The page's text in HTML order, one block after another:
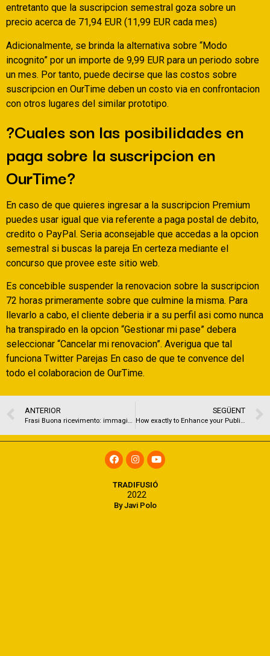
entretanto que la suscripcion semestral goza sobre un
precio acerca de 71,94 EUR (11,99 EUR cada mes)
Adicionalmente, se brinda la alternativa sobre “Modo
incognito” por un importe de 9,99 EUR para un periodo sobre
un mes. Por tanto, puede decirse que las costos sobre
suscripcion en OurTime deben un costo vi­a en confrontacion
con otros lugares del similar prototipo.
?Cuales son las posibilidades en
paga sobre la suscripcion en
OurTime?
En caso de que quieres ingresar a la suscripcion Premium
puedes usar igual que vi­a referente a paga postal de debito,
credito o PayPal. Seri­a aconsejable que accedas a la opcion
semestral si buscas la pareja En certeza mediante el
concurso que provee este sitio web.
Es concebible suspender la renovacion sobre la suscripcion
72 horas primeramente sobre que culmine la misma. Para
llevarlo a cabo, el cliente deberia ir a su perfil asi­ como nunca
ha transpirado en la opcion “Gestionar mi pase” debera
seleccionar “Cancelar mi renovacion”. Averigua que tal
funciona Twitter Parejas En caso de que te convence del
todo el colaboracion de OurTime.
ANTERIOR
Frasi Buona ricevimento: immagini e gif divertenti da
SEGÜENT
How exactly to Enhance your Public Protection Positives
By Javi Polo
TRADIFUSIÓ
2022